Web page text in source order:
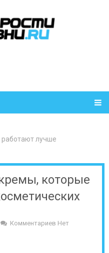
лучше
которые
Комментариев Нет